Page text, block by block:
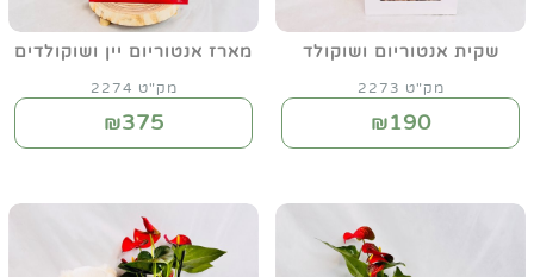
שקית אנטוריום ושוקולד
מק"ט 2273
₪190
מארז אנטוריום יין ושוקולדים
מק"ט 2274
₪375